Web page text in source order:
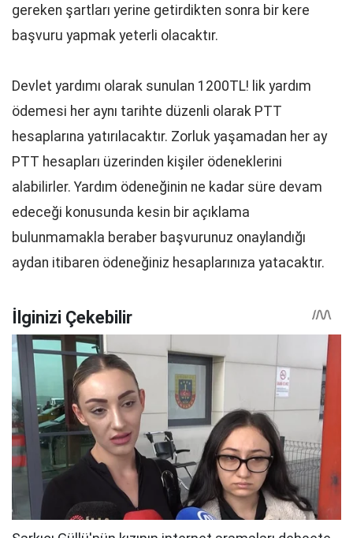
gereken şartları yerine getirdikten sonra bir kere
başvuru yapmak yeterli olacaktır.
Devlet yardımı olarak sunulan 1200TL! lik yardım
ödemesi her aynı tarihte düzenli olarak PTT
hesaplarına yatırılacaktır. Zorluk yaşamadan her ay
PTT hesapları üzerinden kişiler ödeneklerini
alabilirler. Yardım ödeneğinin ne kadar süre devam
edeceği konusunda kesin bir açıklama
bulunmamakla beraber başvurunuz onaylandığı
aydan itibaren ödeneğiniz hesaplarınıza yatacaktır.